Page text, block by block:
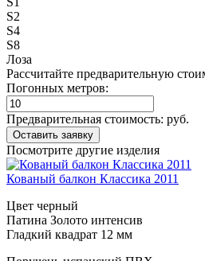
S2
S4
S8
Лоза
Рассчитайте предварительную
Погонных метров:
Предварительная стоимость: руб.
Посмотрите другие изделия
Кованый балкон Классика 2011
Цвет черный
Патина Золото интенсив
Гладкий квадрат 12 мм